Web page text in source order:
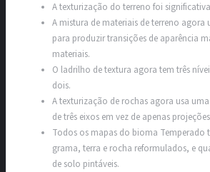
A texturização do terreno foi
A mistura de materiais de terreno agora
para produzir transições de aparência
materiais.
O ladrilho de textura agora tem três
dois.
A texturização de rochas agora usa uma
de três eixos em vez de apenas
Todos os mapas do bioma Temperado
grama, terra e rocha reformulados, e
de solo pintáveis.